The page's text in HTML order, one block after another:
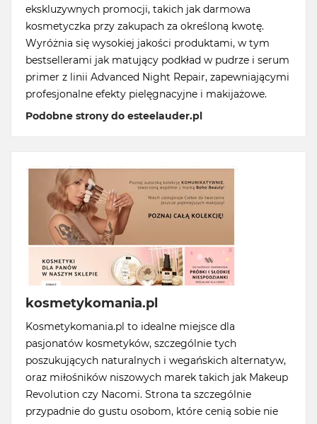
ekskluzywnych promocji, takich jak darmowa
kosmetyczka przy zakupach za określoną kwotę.
Wyróżnia się wysokiej jakości produktami, w tym
bestsellerami jak matujący podkład w pudrze i serum
primer z linii Advanced Night Repair, zapewniającymi
profesjonalne efekty pielęgnacyjne i makijażowe.
Podobne strony do esteelauder.pl
kosmetykomania.pl
Kosmetykomania.pl to idealne miejsce dla
pasjonatów kosmetyków, szczególnie tych
poszukujących naturalnych i wegańskich alternatyw,
oraz miłośników niszowych marek takich jak Makeup
Revolution czy Nacomi. Strona ta szczególnie
przypadnie do gustu osobom, które cenią sobie nie